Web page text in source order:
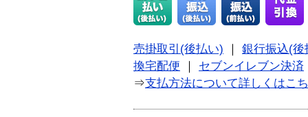
売掛取引(後払い)
銀行振込(後
換宅配便
セブンイレブン決済
⇒支払方法について詳しくはこ